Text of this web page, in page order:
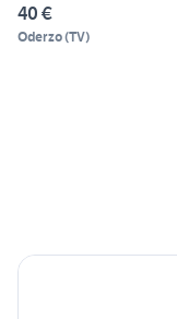
40 €
Oderzo(TV)